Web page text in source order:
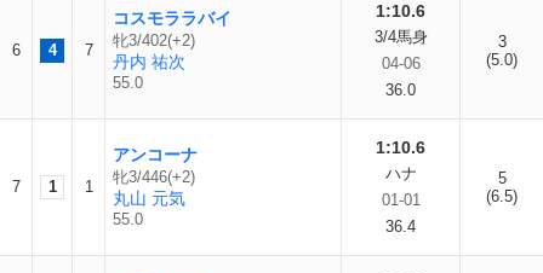
6 4 7
コスモララバイ
牝3/402(+2)
丹内 祐次
55.0
1:10.6
3/4馬身
04-06
36.0
3
(5.0)
7 1 1
アンコーナ
牝3/446(+2)
丸山 元気
55.0
1:10.6
ハナ
01-01
36.4
5
(6.5)